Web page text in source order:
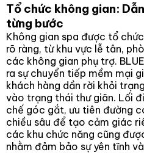
Tổ chức không gian:
từng bước
Không gian spa được tổ
rõ ràng, từ khu vực lễ tân,
các không gian phụ trợ.
ra sự chuyển tiếp mềm mại
khách hàng dần rời khỏi
vào trạng thái thư giãn. Lối
chế góc gắt, ưu tiên đường
chiều sâu để tạo cảm giác
các khu chức năng cũng
nhằm đảm bảo sự yên tĩnh